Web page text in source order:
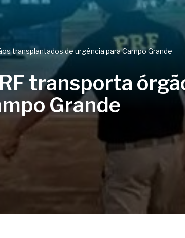
transplantados de urgência para Campo Grande
transporta
Grande